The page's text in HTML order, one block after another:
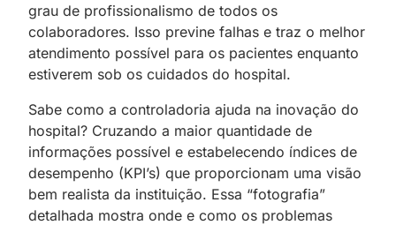
grau de profissionalismo de todos os
colaboradores. Isso previne falhas e traz o melhor
atendimento possível para os pacientes enquanto
estiverem sob os cuidados do hospital.
Sabe como a controladoria ajuda na inovação do
hospital? Cruzando a maior quantidade de
informações possível e estabelecendo índices de
desempenho (KPI’s) que proporcionam uma visão
bem realista da instituição. Essa “fotografia”
detalhada mostra onde e como os problemas